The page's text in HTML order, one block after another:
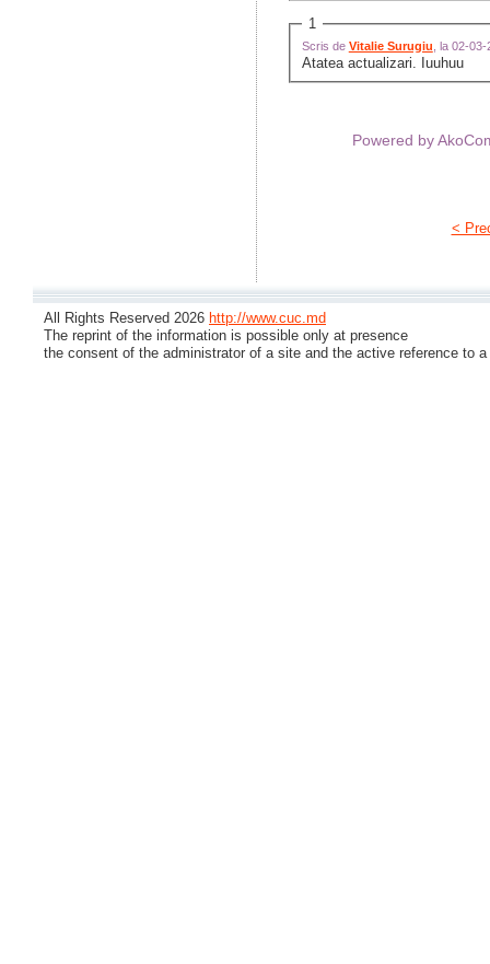
1
Scris de Vitalie Surugiu , la 02-
Atatea actualizari. Iuuhuu
Powered by
<
All Rights Reserved 2026 http://www.cuc.md
The reprint of the information is possible only at presence
the consent of the administrator of a site and the active reference to